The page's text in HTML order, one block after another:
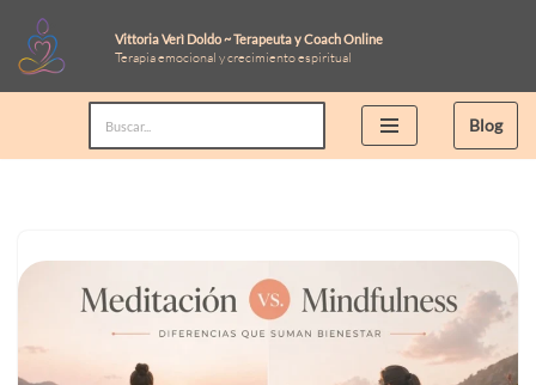
Saltar
al
Vittoria Verì Doldo ~ Terapeuta y Coach Online
Terapia emocional y crecimiento espiritual
Blog